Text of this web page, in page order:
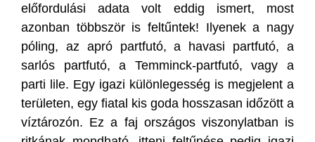
előfordulási adata volt eddig ismert, most
azonban többször is feltűntek! Ilyenek a nagy
póling, az apró partfutó, a havasi partfutó, a
sarlós partfutó, a Temminck-partfutó, vagy a
parti lile. Egy igazi különlegesség is megjelent a
területen, egy fiatal kis goda hosszasan időzött a
víztározón. Ez a faj országos viszonylatban is